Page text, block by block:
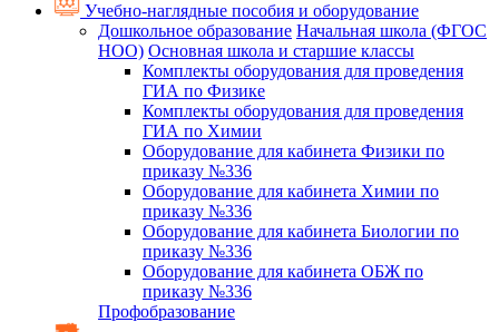
Учебно-наглядные пособия и оборудование
Дошкольное образование Начальная школа (ФГОС
НОО) Основная школа и старшие классы
Комплекты оборудования для проведения
ГИА по Физике
Комплекты оборудования для проведения
ГИА по Химии
Оборудование для кабинета Физики по
приказу №336
Оборудование для кабинета Химии по
приказу №336
Оборудование для кабинета Биологии по
приказу №336
Оборудование для кабинета ОБЖ по
приказу №336
Профобразование